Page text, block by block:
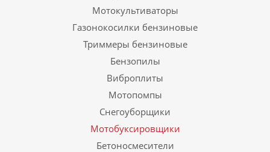
Мотокультиваторы
Газонокосилки бензиновые
Триммеры бензиновые
Бензопилы
Виброплиты
Мотопомпы
Снегоуборщики
Мотобуксировщики
Бетоносмесители